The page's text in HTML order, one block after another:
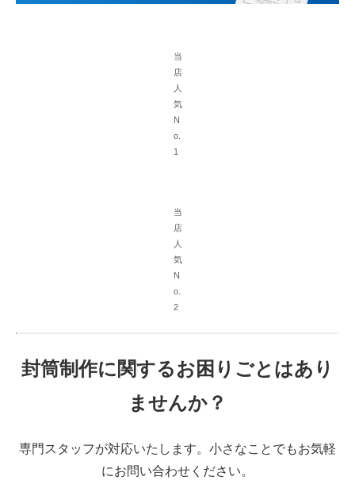
当
店
人
気
N
o.
1
当
店
人
気
N
o.
2
封筒制作に関するお困りごとはあり
ませんか？
専門スタッフが対応いたします。小さなことでもお気軽
にお問い合わせください。